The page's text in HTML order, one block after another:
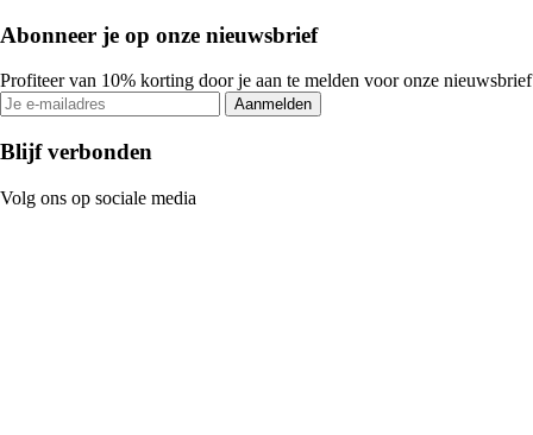
Abonneer je op onze nieuwsbrief
Profiteer van 10% korting door je aan te melden voor onze nieuwsbrief
Aanmelden
Blijf verbonden
Volg ons op sociale media